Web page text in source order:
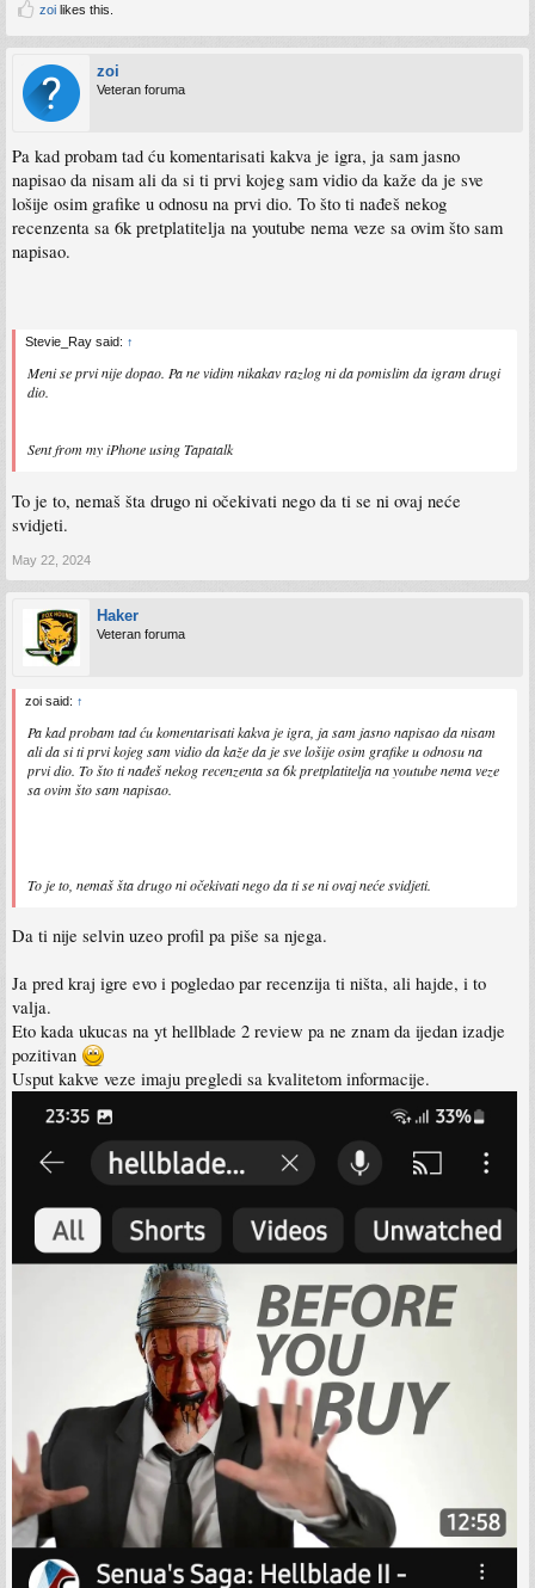
zoi likes this.
zoi
Veteran foruma
Pa kad probam tad ću komentarisati kakva je igra, ja sam jasno
napisao da nisam ali da si ti prvi kojeg sam vidio da kaže da je sve
lošije osim grafike u odnosu na prvi dio. To što ti nađeš nekog
recenzenta sa 6k pretplatitelja na youtube nema veze sa ovim što sam
napisao.
Stevie_Ray said: ↑
Meni se prvi nije dopao. Pa ne vidim nikakav razlog ni da pomislim da igram drugi
dio.
Sent from my iPhone using Tapatalk
To je to, nemaš šta drugo ni očekivati nego da ti se ni ovaj neće
svidjeti.
May 22, 2024
Haker
Veteran foruma
zoi said: ↑
Pa kad probam tad ću komentarisati kakva je igra, ja sam jasno napisao da nisam
ali da si ti prvi kojeg sam vidio da kaže da je sve lošije osim grafike u odnosu na
prvi dio. To što ti nađeš nekog recenzenta sa 6k pretplatitelja na youtube nema veze
sa ovim što sam napisao.
To je to, nemaš šta drugo ni očekivati nego da ti se ni ovaj neće svidjeti.
Da ti nije selvin uzeo profil pa piše sa njega.
Ja pred kraj igre evo i pogledao par recenzija ti ništa, ali hajde, i to
valja.
Eto kada ukucas na yt hellblade 2 review pa ne znam da ijedan izadje
pozitivan
Usput kakve veze imaju pregledi sa kvalitetom informacije.